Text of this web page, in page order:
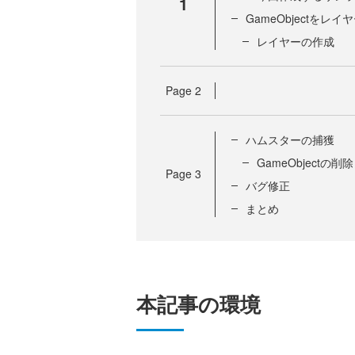
GameObjectをレイ
レイヤーの作成
Page 2
Page 3
ハムスターの捕獲
GameObjectの削除
バグ修正
まとめ
本記事の環境